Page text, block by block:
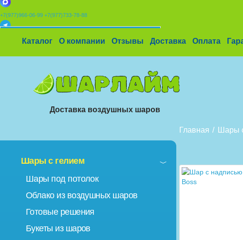
+7(977)966-06-99 +7(977)733-78-88
УСТАНОВИТЕ НАШЕ ПРИЛОЖЕНИЕ!
Каталог О компании Отзывы Доставка Оплата
Доставка воздушных шаров
Главная Шары
Шары с гелием
Шары под потолок
Облако из воздушных шаров
Готовые решения
Букеты из шаров